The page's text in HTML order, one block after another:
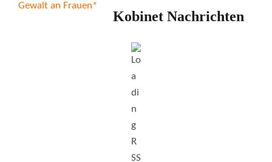
Kobinet Nachrichten